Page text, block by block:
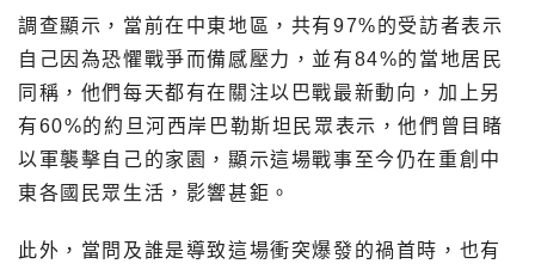
調查顯示，當前在中東地區，共有97%的受訪者表示
自己因為恐懼戰爭而備感壓力，並有84%的當地居民
同稱，他們每天都有在關注以巴戰最新動向，加上另
有60%的約旦河西岸巴勒斯坦民眾表示，他們曾目睹
以軍襲擊自己的家園，顯示這場戰事至今仍在重創中
東各國民眾生活，影響甚鉅。
此外，當問及誰是導致這場衝突爆發的禍首時，也有